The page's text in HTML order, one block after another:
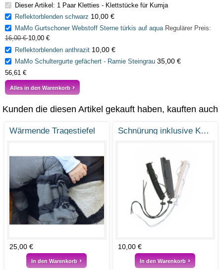
Dieser Artikel: 1 Paar Kletties - Klettstücke für Kumja
Reflektorblenden schwarz 10,00 €
MaMo Gurtschoner Webstoff Sterne türkis auf aqua Regulärer Preis:
16,00 €10,00 €
Reflektorblenden anthrazit 10,00 €
MaMo Schultergurte gefächert - Ramie Steingrau 35,00 €
56,61 €
Alles in den Warenkorb
Kunden die diesen Artikel gekauft haben, kauften auch
Wärmende Tragestiefel
25,00 €
In den Warenkorb
Schnürung inklusive Kordel und Klett
10,00 €
In den Warenkorb